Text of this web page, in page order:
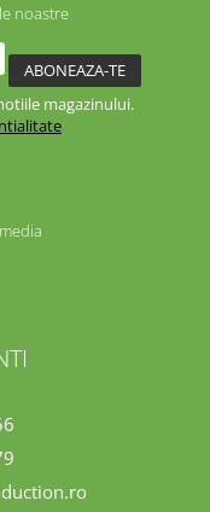
noastre
magazinului.